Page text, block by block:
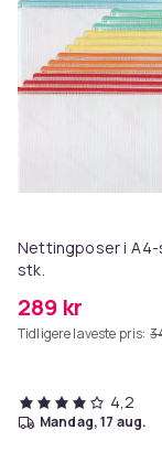
Nettingposer i
stk.
289 kr
Tidligere laveste pris:
4,2
mandag, 17 aug.